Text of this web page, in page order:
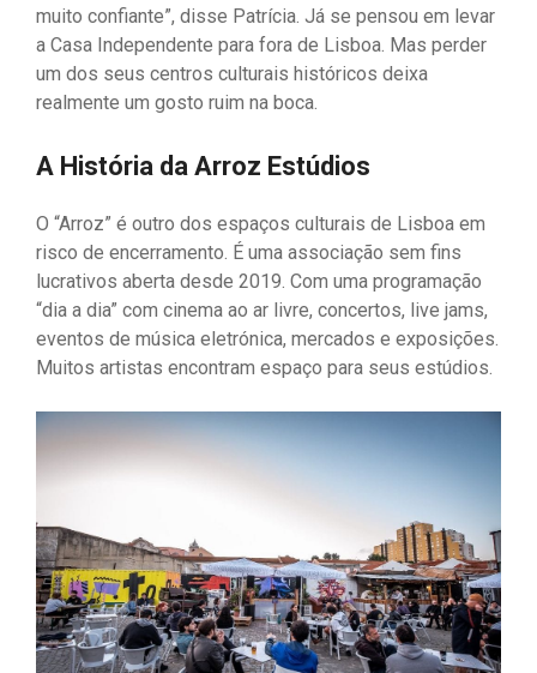
muito confiante”, disse Patrícia. Já se pensou em levar
a Casa Independente para fora de Lisboa. Mas perder
um dos seus centros culturais históricos deixa
realmente um gosto ruim na boca.
A História da Arroz Estúdios
O “Arroz” é outro dos espaços culturais de Lisboa em
risco de encerramento. É uma associação sem fins
lucrativos aberta desde 2019. Com uma programação
“dia a dia” com cinema ao ar livre, concertos, live jams,
eventos de música eletrónica, mercados e exposições.
Muitos artistas encontram espaço para seus estúdios.